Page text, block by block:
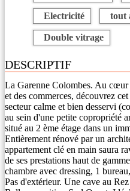
Electricité tout
Double vitrage
DESCRIPTIF
La Garenne Colombes. Au cœur
et des commerces, découvrez
secteur calme et bien desservi
au sein d'une petite copropriété
situé au 2 ème étage dans un
Entièrement rénové par un
appartement clé en main saura
de ses prestations haut de
chambre avec dressing, 1
Pas d'extérieur. Une cave au